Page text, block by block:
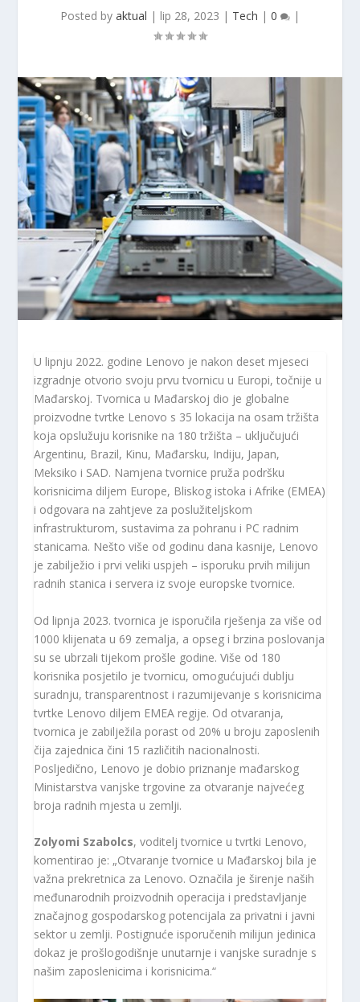
Posted by aktual | lip 28, 2023 | Tech | 0 |
U lipnju 2022. godine Lenovo je nakon deset mjeseci
izgradnje otvorio svoju prvu tvornicu u Europi, točnije u
Mađarskoj. Tvornica u Mađarskoj dio je globalne
proizvodne tvrtke Lenovo s 35 lokacija na osam tržišta
koja opslužuju korisnike na 180 tržišta – uključujući
Argentinu, Brazil, Kinu, Mađarsku, Indiju, Japan,
Meksiko i SAD. Namjena tvornice pruža podršku
korisnicima diljem Europe, Bliskog istoka i Afrike (EMEA)
i odgovara na zahtjeve za poslužiteljskom
infrastrukturom, sustavima za pohranu i PC radnim
stanicama. Nešto više od godinu dana kasnije, Lenovo
je zabilježio i prvi veliki uspjeh – isporuku prvih milijun
radnih stanica i servera iz svoje europske tvornice.
Od lipnja 2023. tvornica je isporučila rješenja za više od
1000 klijenata u 69 zemalja, a opseg i brzina poslovanja
su se ubrzali tijekom prošle godine. Više od 180
korisnika posjetilo je tvornicu, omogućujući dublju
suradnju, transparentnost i razumijevanje s korisnicima
tvrtke Lenovo diljem EMEA regije. Od otvaranja,
tvornica je zabilježila porast od 20% u broju zaposlenih
čija zajednica čini 15 različitih nacionalnosti.
Posljedično, Lenovo je dobio priznanje mađarskog
Ministarstva vanjske trgovine za otvaranje najvećeg
broja radnih mjesta u zemlji.
Zolyomi Szabolcs, voditelj tvornice u tvrtki Lenovo,
komentirao je: „Otvaranje tvornice u Mađarskoj bila je
važna prekretnica za Lenovo. Označila je širenje naših
međunarodnih proizvodnih operacija i predstavljanje
značajnog gospodarskog potencijala za privatni i javni
sektor u zemlji. Postignuće isporučenih milijun jedinica
dokaz je prošlogodišnje unutarnje i vanjske suradnje s
našim zaposlenicima i korisnicima.“